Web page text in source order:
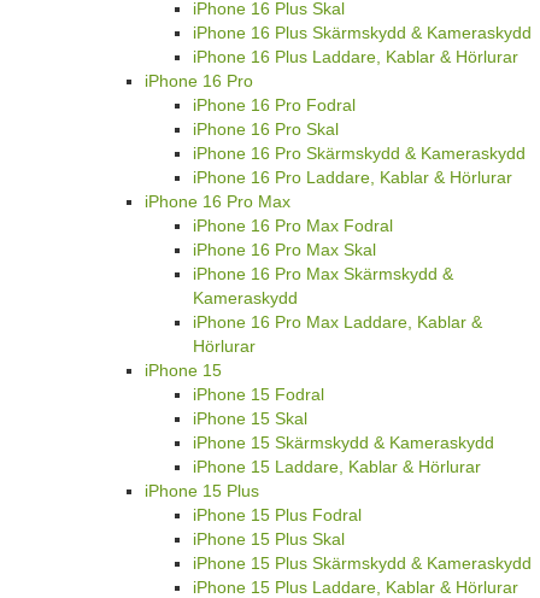
iPhone 16 Plus Skal
iPhone 16 Plus Skärmskydd & Kameraskydd
iPhone 16 Plus Laddare, Kablar & Hörlurar
iPhone 16 Pro
iPhone 16 Pro Fodral
iPhone 16 Pro Skal
iPhone 16 Pro Skärmskydd & Kameraskydd
iPhone 16 Pro Laddare, Kablar & Hörlurar
iPhone 16 Pro Max
iPhone 16 Pro Max Fodral
iPhone 16 Pro Max Skal
iPhone 16 Pro Max Skärmskydd &
Kameraskydd
iPhone 16 Pro Max Laddare, Kablar &
Hörlurar
iPhone 15
iPhone 15 Fodral
iPhone 15 Skal
iPhone 15 Skärmskydd & Kameraskydd
iPhone 15 Laddare, Kablar & Hörlurar
iPhone 15 Plus
iPhone 15 Plus Fodral
iPhone 15 Plus Skal
iPhone 15 Plus Skärmskydd & Kameraskydd
iPhone 15 Plus Laddare, Kablar & Hörlurar